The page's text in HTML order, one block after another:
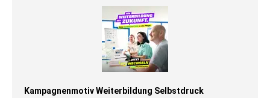
Kampagnenmotiv Weiterbildung Selbstdruck